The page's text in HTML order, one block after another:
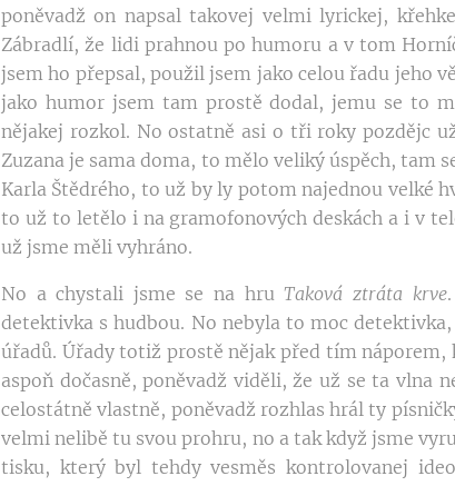
poněvadž on napsal takovej velmi lyrickej,
Zábradlí, že lidi prahnou po humoru a v tom
jsem ho přepsal, použil jsem jako celou řadu jeho
jako humor jsem tam prostě dodal, jemu se to
nějakej rozkol. No ostatně asi o tři roky pozdějc
Zuzana je sama doma, to mělo veliký úspěch, tam
Karla Štědrého, to už by ly potom najednou velké
to už to letělo i na gramofonových deskách a i v
už jsme měli vyhráno.
No a chystali jsme se na hru Taková ztráta krve
detektivka s hudbou. No nebyla to moc
úřadů. Úřady totiž prostě nějak před tím
aspoň dočasně, poněvadž viděli, že už se ta
celostátně vlastně, poněvadž rozhlas hrál ty
velmi nelibě tu svou prohru, no a tak když jsme
tisku, který byl tehdy vesměs kontrolovanej